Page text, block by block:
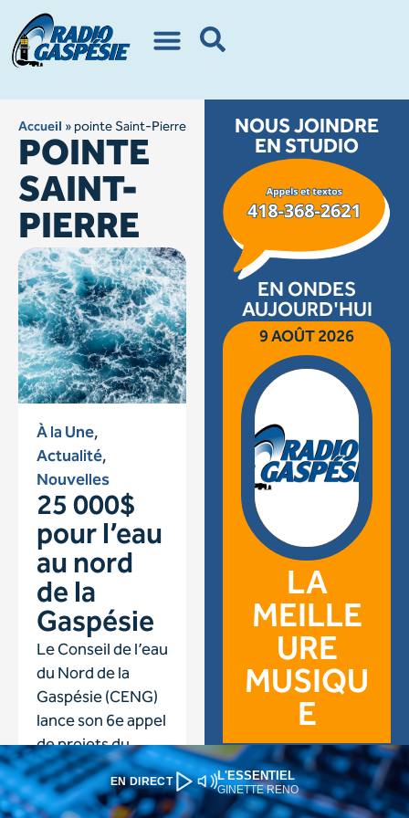
EN DIRECT L'ESSENTIEL
GINETTE RENO